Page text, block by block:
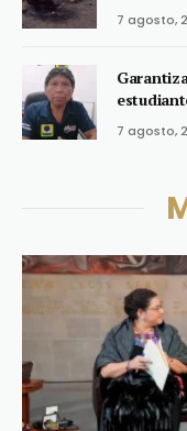
7 agosto,
7 agosto,